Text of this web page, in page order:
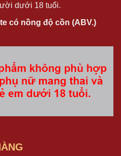
dưới 18 tuổi.
có nồng độ cồn (ABV.)